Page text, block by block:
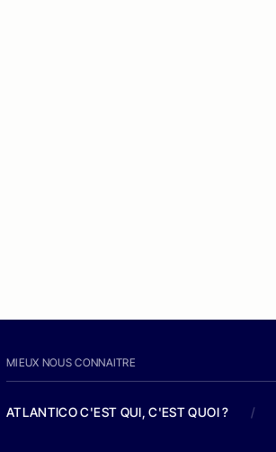
MIEUX NOUS CONNAITRE
ATLANTICO C'EST QUI, C'EST QUOI ? /